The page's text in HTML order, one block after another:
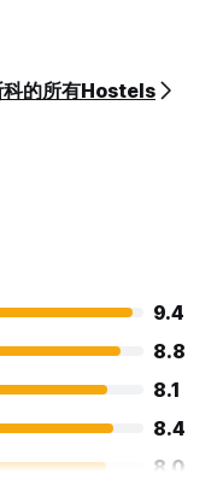
科的所有Hostels
9.4
8.8
8.1
8.4
8.0